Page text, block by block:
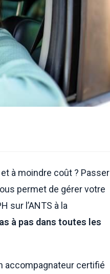
à moindre coût ? Passer
permet de gérer votre
sur l’ANTS à la
à pas dans toutes les
accompagnateur certifié